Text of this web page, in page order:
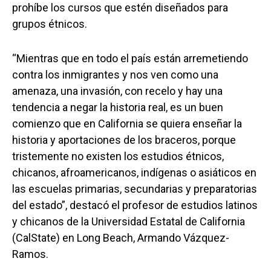
prohíbe los cursos que estén diseñados para
grupos étnicos.
“Mientras que en todo el país están arremetiendo
contra los inmigrantes y nos ven como una
amenaza, una invasión, con recelo y hay una
tendencia a negar la historia real, es un buen
comienzo que en California se quiera enseñar la
historia y aportaciones de los braceros, porque
tristemente no existen los estudios étnicos,
chicanos, afroamericanos, indígenas o asiáticos en
las escuelas primarias, secundarias y preparatorias
del estado”, destacó el profesor de estudios latinos
y chicanos de la Universidad Estatal de California
(CalState) en Long Beach, Armando Vázquez-
Ramos.